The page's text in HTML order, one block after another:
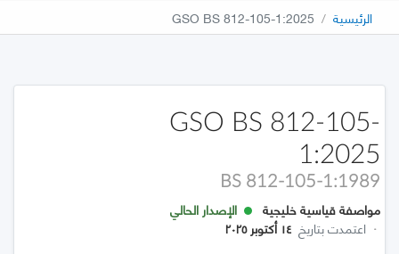
الرئيسية GSO BS 812-105-1:2025
GSO BS 812-105-
1:2025
BS 812-105-1:1989
مواصفة قياسية خليجية
الإصدار الحالي
· اعتمدت بتاريخ ١٤ أكتوبر ٢٠٢٥